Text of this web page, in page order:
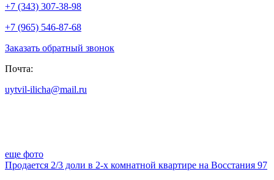
+7 (343) 307-38-98
+7 (965) 546-87-68
Заказать обратный звонок
Почта:
uytvil-ilicha@mail.ru
еще фото
Продается 2/3 доли в 2-х комнатной квартире на Восстания 97